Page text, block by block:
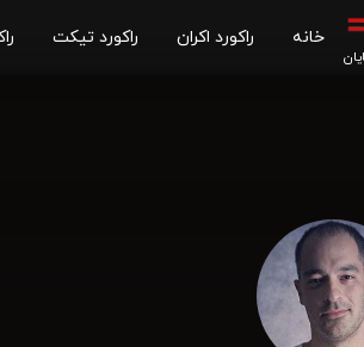
خانه راکورد اکران راکورد تیکت